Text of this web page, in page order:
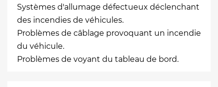
Systèmes d'allumage défectueux déclenchant
des incendies de véhicules.
Problèmes de câblage provoquant un incendie
du véhicule.
Problèmes de voyant du tableau de bord.